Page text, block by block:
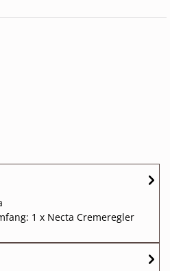
1 x Necta Cremeregler